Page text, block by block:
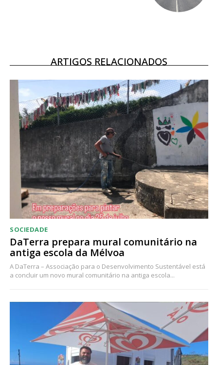
Acesso ao conteúdo online
Acesso aos conteúdos Exclusivos para
assinantes
Ofertas para assinatura anual
Escolha o plano
ARTIGOS RELACIONADOS
SOCIEDADE
DaTerra prepara mural comunitário na
antiga escola da Mélvoa
A DaTerra – Associação para o Desenvolvimento Sustentável está
a concluir um novo mural comunitário na antiga escola...